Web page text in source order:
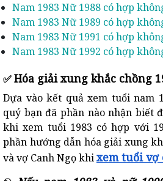
Nam 1983 Nữ 1988 có hợp
Nam 1983 Nữ 1989 có hợp
Nam 1983 Nữ 1991 có hợp
Nam 1983 Nữ 1992 có hợp
✅ Hóa giải xung khắc chồng
Dựa vào kết quả xem tuổi nam
quý bạn đã phần nào nhận biết
khi xem tuổi 1983 có hợp với
phần hướng dẫn hóa giải xung
và vợ Canh Ngọ khixem tuổi vợ